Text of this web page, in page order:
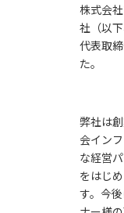
株式会
社（以
代表取
た。
弊社は
会イン
な経営
をはじ
す。今